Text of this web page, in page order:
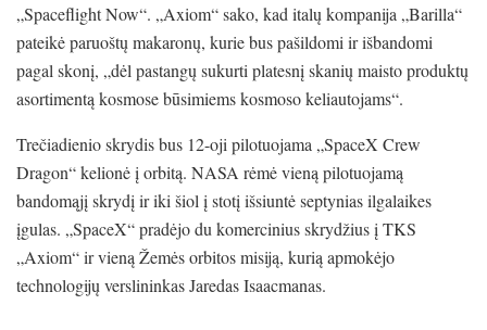
„Spaceflight Now“. „Axiom“ sako, kad italų kompanija „Barilla“
pateikė paruoštų makaronų, kurie bus pašildomi ir išbandomi
pagal skonį, „dėl pastangų sukurti platesnį skanių maisto produktų
asortimentą kosmose būsimiems kosmoso keliautojams“.
Trečiadienio skrydis bus 12-oji pilotuojama „SpaceX Crew
Dragon“ kelionė į orbitą. NASA rėmė vieną pilotuojamą
bandomąjį skrydį ir iki šiol į stotį išsiuntė septynias ilgalaikes
įgulas. „SpaceX“ pradėjo du komercinius skrydžius į TKS
„Axiom“ ir vieną Žemės orbitos misiją, kurią apmokėjo
technologijų verslininkas Jaredas Isaacmanas.